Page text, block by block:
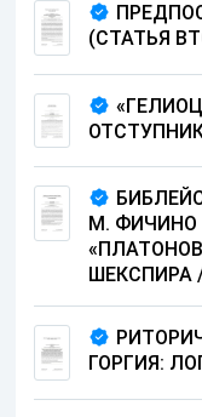
(СТАТЬЯ
М. ФИЧИНО
ШЕКСПИРА
ГОРГИЯ: